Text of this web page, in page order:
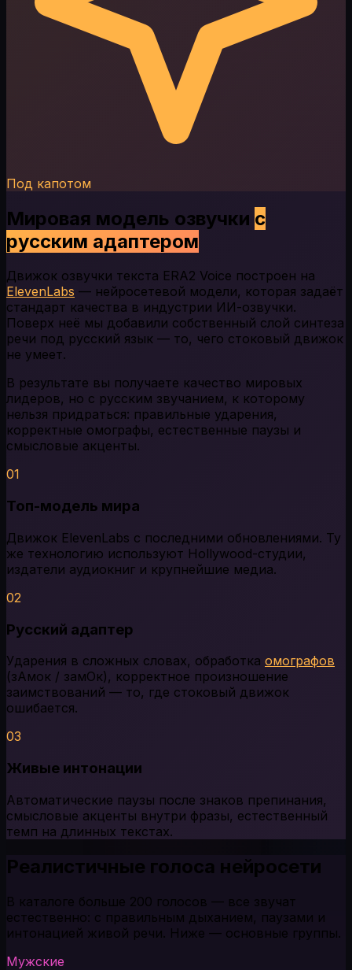
Под капотом
Мировая модель озвучки с
русским адаптером
Движок озвучки текста ERA2 Voice построен на
ElevenLabs — нейросетевой модели, которая задаёт
стандарт качества в индустрии ИИ-озвучки.
Поверх неё мы добавили собственный слой синтеза
речи под русский язык — то, чего стоковый движок
не умеет.
В результате вы получаете качество мировых
лидеров, но с русским звучанием, к которому
нельзя придраться: правильные ударения,
корректные омографы, естественные паузы и
смысловые акценты.
01
Топ-модель мира
Движок ElevenLabs с последними обновлениями. Ту
же технологию используют Hollywood-студии,
издатели аудиокниг и крупнейшие медиа.
02
Русский адаптер
Ударения в сложных словах, обработка омографов
(зАмок / замОк), корректное произношение
заимствований — то, где стоковый движок
ошибается.
03
Живые интонации
Автоматические паузы после знаков препинания,
смысловые акценты внутри фразы, естественный
темп на длинных текстах.
Реалистичные голоса нейросети
В каталоге больше 200 голосов — все звучат
естественно: с правильным дыханием, паузами и
интонацией живой речи. Ниже — основные группы.
Мужские